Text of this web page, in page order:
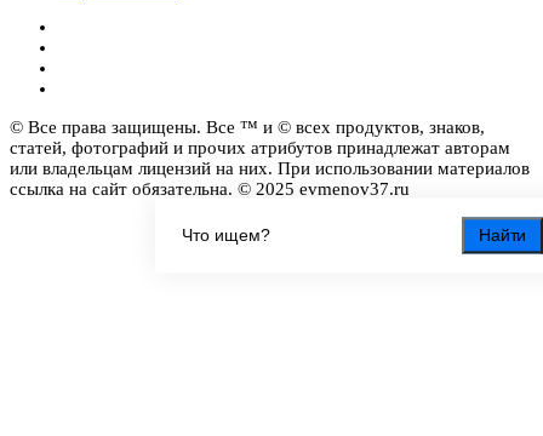
Найти
© Все права защищены. Все ™ и © всех продуктов, знаков,
статей, фотографий и прочих атрибутов принадлежат авторам
или владельцам лицензий на них. При использовании материалов
ссылка на сайт обязательна. © 2025 evmenov37.ru